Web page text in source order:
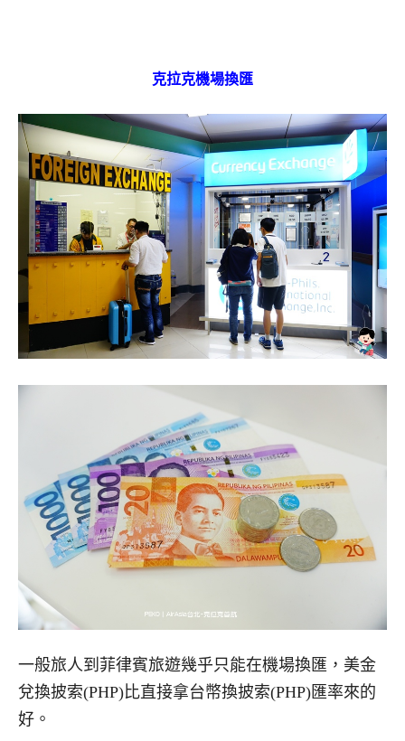
克拉克機場換匯
一般旅人到菲律賓旅遊幾乎只能在機場換匯，美金
兌換披索(PHP)比直接拿台幣換披索(PHP)匯率來的
好。